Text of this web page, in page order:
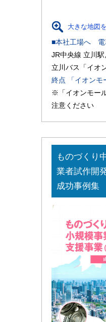
大きな地図
■本社工場へ 電
JR中央線 立川駅
立川バス「イオ
終点 「イオンモ
※「イオンモー
注意ください
ものづくり
業者試作開
成功事例集